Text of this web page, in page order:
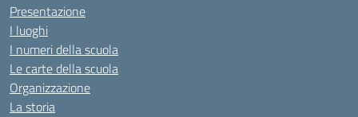
Presentazione
I luoghi
I numeri della scuola
Le carte della scuola
Organizzazione
La storia